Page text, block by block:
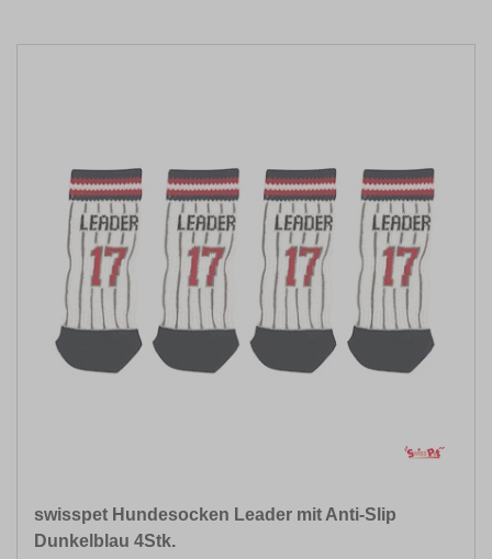
FUTTERART
LEBENSPHASE
HUNDEGRÖSSE
SPEZIELLE ERNÄHRUNG
swisspet Hundesocken Leader mit Anti-Slip
Dunkelblau 4Stk.